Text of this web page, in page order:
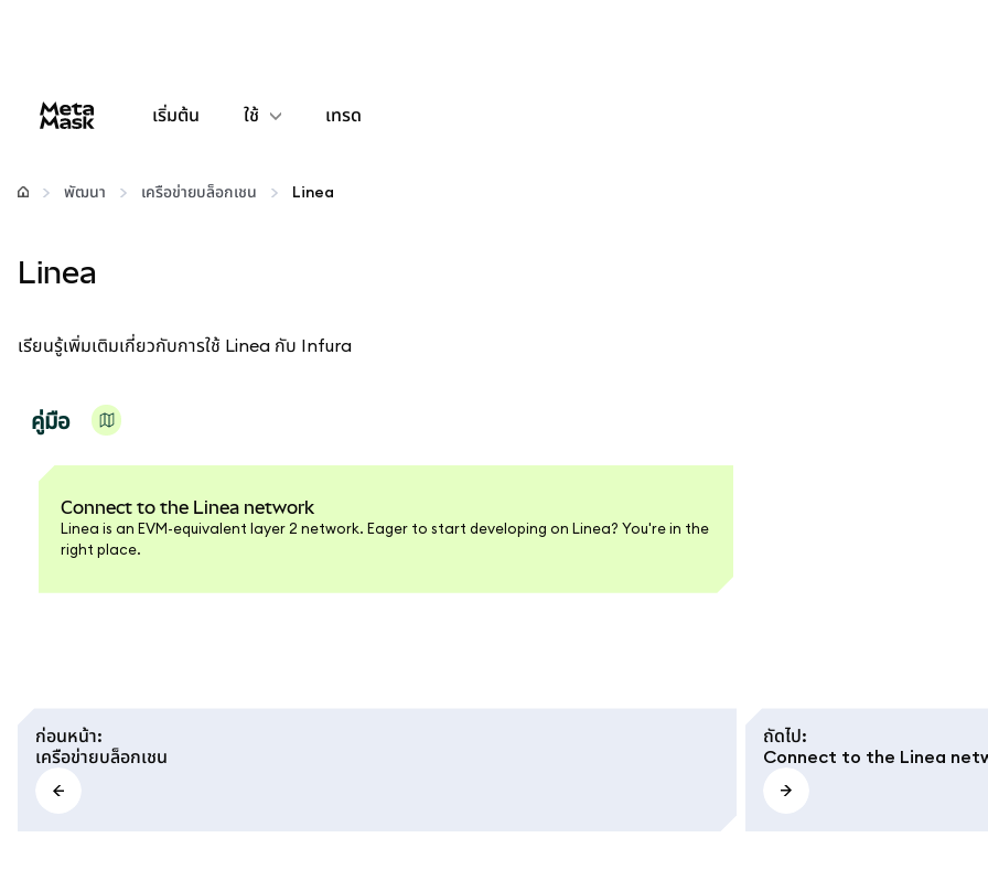
เริ่มต้น ใช้
กำหนดค่า
รักษาความปลอดภัย
เทรด
พัฒนา เครือข่ายบล็อกเชน Linea
Linea
เรียนรู้เพิ่มเติมเกี่ยวกับการใช้ Linea กับ Infura
คู่มือ
Connect to the Linea network
Linea is an EVM-equivalent layer 2 network. Eager to start developing on Linea? You're in the
right place.
ก่อนหน้า:
เครือข่ายบล็อกเชน
ถัดไป:
Connect to the Linea